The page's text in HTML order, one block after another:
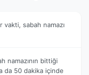
vakti, sabah namazı
namazının bittiği
da 50 dakika içinde